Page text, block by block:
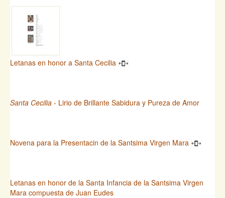
Letanas en honor a Santa Cecilia
Santa Cecilia - Lirio de Brillante Sabidura y Pureza de Amor
Novena para la Presentacin de la Santsima Virgen Mara
Letanas en honor de la Santa Infancia de la Santsima Virgen
Mara compuesta de Juan Eudes